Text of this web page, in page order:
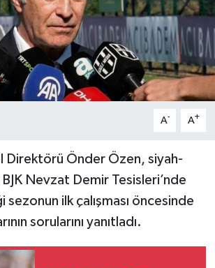
A- A+
Direktörü Önder Özen, siyah-
BJK Nevzat Demir Tesisleri’nde
ilk çalışması öncesinde
sorularını yanıtladı.